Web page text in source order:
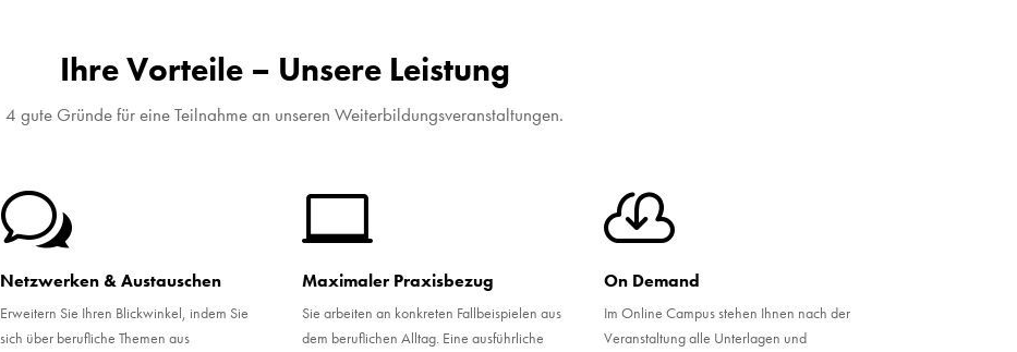
Ihre Vorteile – Unsere Leistung
4 gute Gründe für eine Teilnahme an unseren Weiterbildungsveranstaltungen.
w
Netzwerken & Austauschen
Erweitern Sie Ihren Blickwinkel, indem Sie
sich über berufliche Themen aus

Maximaler Praxisbezug
Sie arbeiten an konkreten Fallbeispielen aus
dem beruflichen Alltag. Eine ausführliche

On Demand
Im Online Campus stehen Ihnen nach der
Veranstaltung alle Unterlagen und